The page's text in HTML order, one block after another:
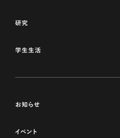
研究
学生生活
お知らせ
イベント